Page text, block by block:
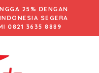
25% DENGAN
SEGERA
0821 3635 8889